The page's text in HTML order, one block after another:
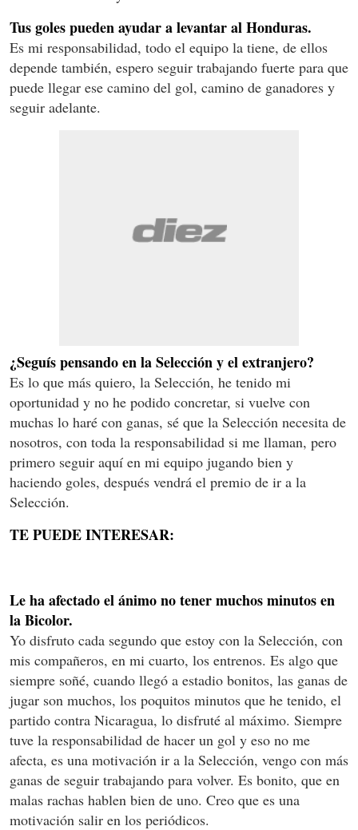
Tus goles pueden ayudar a levantar al Honduras.
Es mi responsabilidad, todo el equipo la tiene, de ellos
depende también, espero seguir trabajando fuerte para que
puede llegar ese camino del gol, camino de ganadores y
seguir adelante.
¿Seguís pensando en la Selección y el extranjero?
Es lo que más quiero, la Selección, he tenido mi
oportunidad y no he podido concretar, si vuelve con
muchas lo haré con ganas, sé que la Selección necesita de
nosotros, con toda la responsabilidad si me llaman, pero
primero seguir aquí en mi equipo jugando bien y
haciendo goles, después vendrá el premio de ir a la
Selección.
TE PUEDE INTERESAR:
Le ha afectado el ánimo no tener muchos minutos en
la Bicolor.
Yo disfruto cada segundo que estoy con la Selección, con
mis compañeros, en mi cuarto, los entrenos. Es algo que
siempre soñé, cuando llegó a estadio bonitos, las ganas de
jugar son muchos, los poquitos minutos que he tenido, el
partido contra Nicaragua, lo disfruté al máximo. Siempre
tuve la responsabilidad de hacer un gol y eso no me
afecta, es una motivación ir a la Selección, vengo con más
ganas de seguir trabajando para volver. Es bonito, que en
malas rachas hablen bien de uno. Creo que es una
motivación salir en los periódicos.